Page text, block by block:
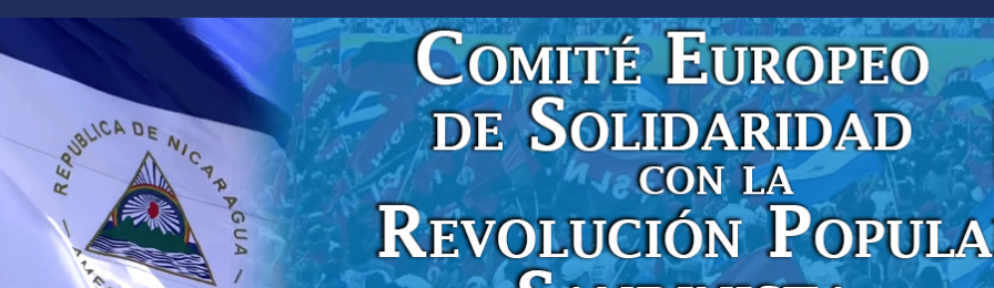
Saltar
al
contenido